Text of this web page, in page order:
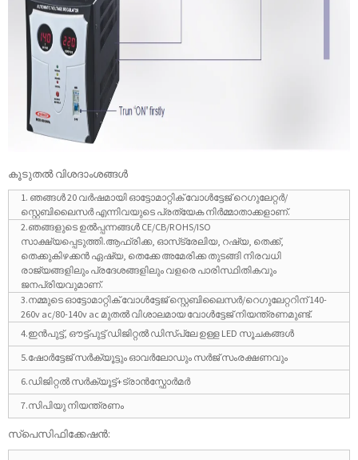
കൂടുതൽ വിശദാംശങ്ങൾ
1. ഞങ്ങൾ 20 വർഷമായി ഓട്ടോമാറ്റിക് വോൾട്ടേജ് റെഗുലേറ്റർ/
സ്റ്റെബിലൈസർ എന്നിവയുടെ പ്രത്യേക നിർമ്മാതാക്കളാണ്.
2.ഞങ്ങളുടെ ഉൽപ്പന്നങ്ങൾ CE/CB/ROHS/ISO
സാക്ഷ്യപ്പെടുത്തി.ആഫ്രിക്ക, ഓസ്‌ട്രേലിയ, റഷ്യ, തെക്ക്,
തെക്കുകിഴക്കൻ ഏഷ്യ, തെക്കേ അമേരിക്ക തുടങ്ങി നിരവധി
രാജ്യങ്ങളിലും പ്രദേശങ്ങളിലും വളരെ പാരിസ്ഥിതികവും
ജനപ്രിയവുമാണ്.
3.നമ്മുടെ ഓട്ടോമാറ്റിക് വോൾട്ടേജ് സ്റ്റെബിലൈസർ/റെഗുലേറ്ററിന് 140-
260v ac/80-140v ac മുതൽ വിശാലമായ വോൾട്ടേജ് നിയന്ത്രണമുണ്ട്.
4.ഇൻപുട്ട്, ഔട്ട്പുട്ട് ഡിജിറ്റൽ ഡിസ്പ്ലേ ഉള്ള LED സൂചകങ്ങൾ
5.ഷോർട്ടേജ് സർക്യൂട്ടും ഓവർലോഡും സർജ് സംരക്ഷണവും
6.ഡിജിറ്റൽ സർക്യൂട്ട്+ട്രാൻസ്ഫോർമർ
7.സിപിയു നിയന്ത്രണം
സ്പെസിഫിക്കേഷൻ: